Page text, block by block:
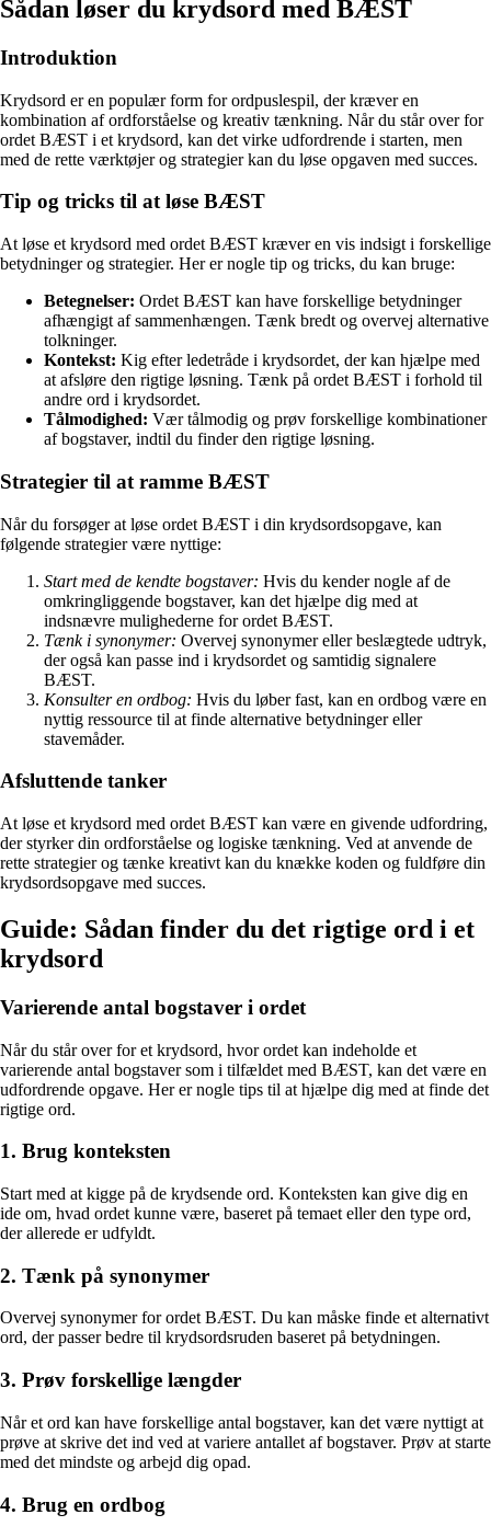
Sådan løser du krydsord med BÆST
Introduktion
Krydsord er en populær form for ordpuslespil, der kræver en
kombination af ordforståelse og kreativ tænkning. Når du står over for
ordet BÆST i et krydsord, kan det virke udfordrende i starten, men
med de rette værktøjer og strategier kan du løse opgaven med succes.
Tip og tricks til at løse BÆST
At løse et krydsord med ordet BÆST kræver en vis indsigt i forskellige
betydninger og strategier. Her er nogle tip og tricks, du kan bruge:
Betegnelser: Ordet BÆST kan have forskellige betydninger
afhængigt af sammenhængen. Tænk bredt og overvej alternative
tolkninger.
Kontekst: Kig efter ledetråde i krydsordet, der kan hjælpe med
at afsløre den rigtige løsning. Tænk på ordet BÆST i forhold til
andre ord i krydsordet.
Tålmodighed: Vær tålmodig og prøv forskellige kombinationer
af bogstaver, indtil du finder den rigtige løsning.
Strategier til at ramme BÆST
Når du forsøger at løse ordet BÆST i din krydsordsopgave, kan
følgende strategier være nyttige:
Start med de kendte bogstaver: Hvis du kender nogle af de
omkringliggende bogstaver, kan det hjælpe dig med at
indsnævre mulighederne for ordet BÆST.
Tænk i synonymer: Overvej synonymer eller beslægtede udtryk,
der også kan passe ind i krydsordet og samtidig signalere
BÆST.
Konsulter en ordbog: Hvis du løber fast, kan en ordbog være en
nyttig ressource til at finde alternative betydninger eller
stavemåder.
Afsluttende tanker
At løse et krydsord med ordet BÆST kan være en givende udfordring,
der styrker din ordforståelse og logiske tænkning. Ved at anvende de
rette strategier og tænke kreativt kan du knække koden og fuldføre din
krydsordsopgave med succes.
Guide: Sådan finder du det rigtige ord i et
krydsord
Varierende antal bogstaver i ordet
Når du står over for et krydsord, hvor ordet kan indeholde et
varierende antal bogstaver som i tilfældet med BÆST, kan det være en
udfordrende opgave. Her er nogle tips til at hjælpe dig med at finde det
rigtige ord.
1. Brug konteksten
Start med at kigge på de krydsende ord. Konteksten kan give dig en
ide om, hvad ordet kunne være, baseret på temaet eller den type ord,
der allerede er udfyldt.
2. Tænk på synonymer
Overvej synonymer for ordet BÆST. Du kan måske finde et alternativt
ord, der passer bedre til krydsordsruden baseret på betydningen.
3. Prøv forskellige længder
Når et ord kan have forskellige antal bogstaver, kan det være nyttigt at
prøve at skrive det ind ved at variere antallet af bogstaver. Prøv at starte
med det mindste og arbejd dig opad.
4. Brug en ordbog